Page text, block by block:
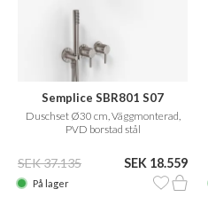
Semplice SBR801 S07
Duschset Ø30 cm, Väggmonterad,
PVD borstad stål
SEK 37.135 SEK 18.559
På lager